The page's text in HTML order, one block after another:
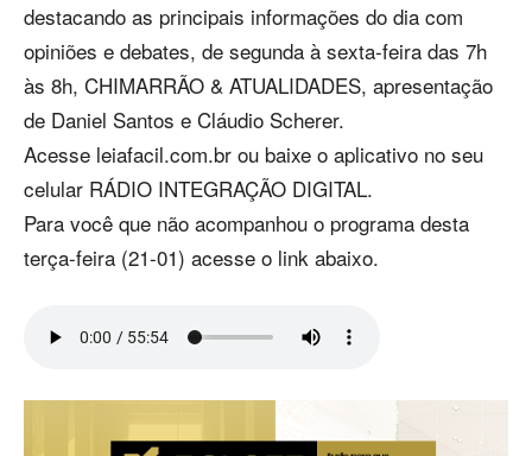
destacando as principais informações do dia com
opiniões e debates, de segunda à sexta-feira das 7h
às 8h, CHIMARRÃO & ATUALIDADES, apresentação
de Daniel Santos e Cláudio Scherer.
Acesse leiafacil.com.br ou baixe o aplicativo no seu
celular RÁDIO INTEGRAÇÃO DIGITAL.
Para você que não acompanhou o programa desta
terça-feira (21-01) acesse o link abaixo.